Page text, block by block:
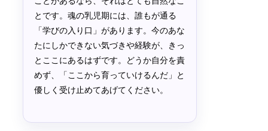
とです。魂の乳児期には、誰もが通る
「学びの入り口」があります。今のあな
たにしかできない気づきや経験が、きっ
とここにあるはずです。どうか自分を責
めず、「ここから育っていけるんだ」と
優しく受け止めてあげてください。